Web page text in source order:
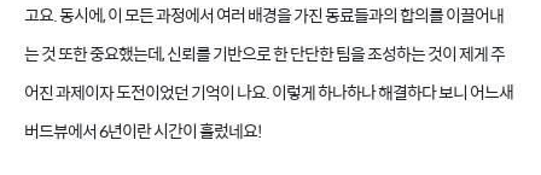
고요. 동시에, 이 모든 과정에서 여러 배경을 가진 동료들과의 합의를 이끌어내
는 것 또한 중요했는데, 신뢰를 기반으로 한 단단한 팀을 조성하는 것이 제게 주
어진 과제이자 도전이었던 기억이 나요. 이렇게 하나하나 해결하다 보니 어느새
버드뷰에서 6년이란 시간이 흘렀네요!